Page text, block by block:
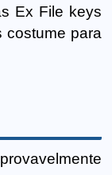
Ex File keys
costume para